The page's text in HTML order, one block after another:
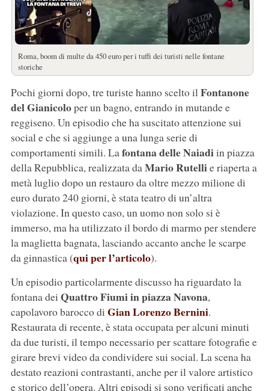
Roma, boom di multe da 450 euro per i tuffi dei turisti nelle fontane
storiche
Pochi giorni dopo, tre turiste hanno scelto ilFontanone
del Gianicoloper un bagno, entrando in mutande e
reggiseno. Un episodio che ha suscitato attenzione sui
social e che si aggiunge a una lunga serie di
comportamenti simili. Lafontana delle Naiadiin piazza
della Repubblica, realizzata daMario Rutellie riaperta a
metà luglio dopo un restauro da oltre mezzo milione di
euro durato 240 giorni, è stata teatro di un’altra
violazione. In questo caso, un uomo non solo si è
immerso, ma ha utilizzato il bordo di marmo per stendere
la maglietta bagnata, lasciando accanto anche le scarpe
da ginnastica (qui per l’articolo).
Un episodio particolarmente discusso ha riguardato la
fontana dei Quattro Fiumi in piazza Navona,
capolavoro barocco di Gian Lorenzo Bernini.
Restaurata di recente, è stata occupata per alcuni minuti
da due turisti, il tempo necessario per scattare fotografie e
girare brevi video da condividere sui social. La scena ha
destato reazioni contrastanti, anche per il valore artistico
e storico dell’opera. Altri episodi si sono verificati anche